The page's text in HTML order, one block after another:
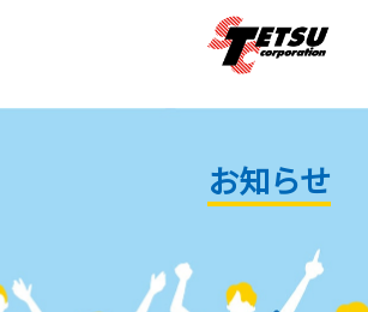
お知らせ